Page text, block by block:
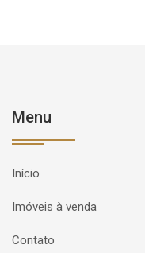
Menu
Início
Imóveis à venda
Contato